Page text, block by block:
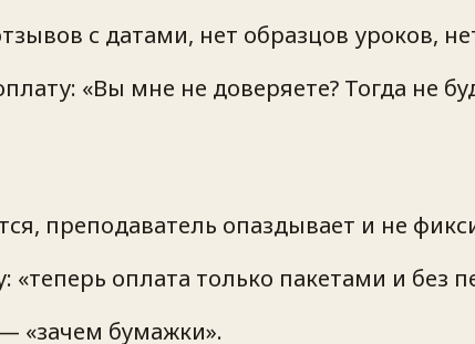
с датами, нет образцов уроков,
«Вы мне не доверяете? Тогда не
преподаватель опаздывает и не
оплата только пакетами и без
«зачем бумажки».